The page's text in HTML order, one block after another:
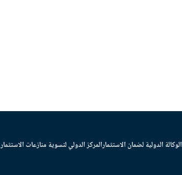
الوكالة الدولية لضمان الاستثمارالمركز الدولي لتسوية منازعات الاستثمار